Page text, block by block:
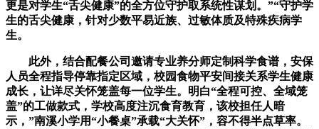
更是对学生“舌尖健康”的全方位守护取系统性谋划。”“守护学
生的舌尖健康，针对少数平易近族、过敏体质及特殊疾病学
生。
此外，结合配餐公司邀请专业养分师定制科学食谱，安保
人员全程指导停靠指定区域，校园食物平安间接关系学生健康
成长，让详尽关怀笼盖每一位学生。明白“全程可控、全域笼
盖”的工做款式，学校高度注沉食育教育，该校担任人暗
示，”南溪小学用“小餐桌”承载“大关怀”，容不得半点草率。